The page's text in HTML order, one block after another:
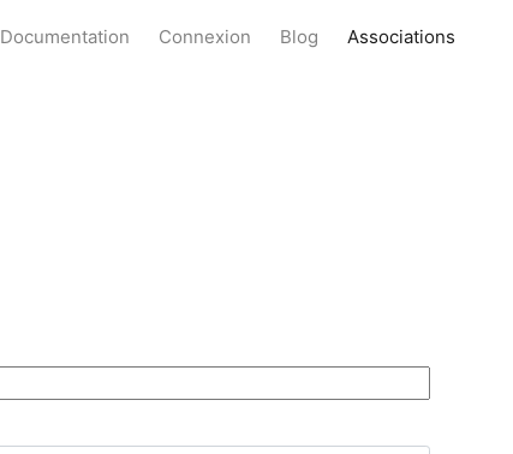
Documentation Connexion Blog Associations